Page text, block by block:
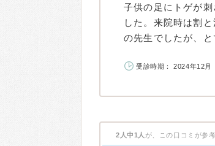
子供の足にトゲが
した。来院時は割
の先生でしたが、
受診時期： 2024年12月
2人中1人 が、この口コミが参